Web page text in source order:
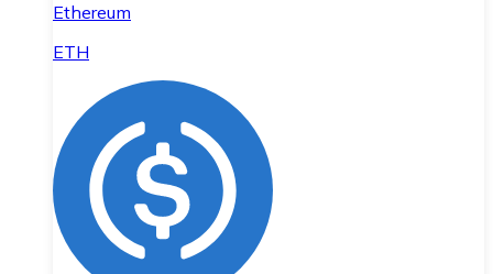
Ethereum
ETH